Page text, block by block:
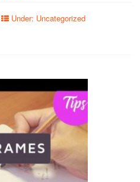
Under: Uncategorized